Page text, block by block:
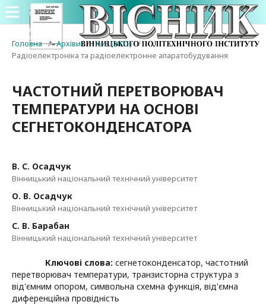
Головна / Архіви / № 3 (2011) /
Радіоелектроніка та радіоелектронне апаратобудування
ЧАСТОТНИЙ ПЕРЕТВОРЮВАЧ
ТЕМПЕРАТУРИ НА ОСНОВІ
СЕГНЕТОКОНДЕНСАТОРА
В. С. Осадчук
Вінницький національний технічний університет
О. В. Осадчук
Вінницький національний технічний університет
С. В. Барабан
Вінницький національний технічний університет
Ключові слова: сегнетоконденсатор, частотний
перетворювач температури, транзисторна структура з
від'ємним опором, символьна схемна функція, від'ємна
диференційна провідність